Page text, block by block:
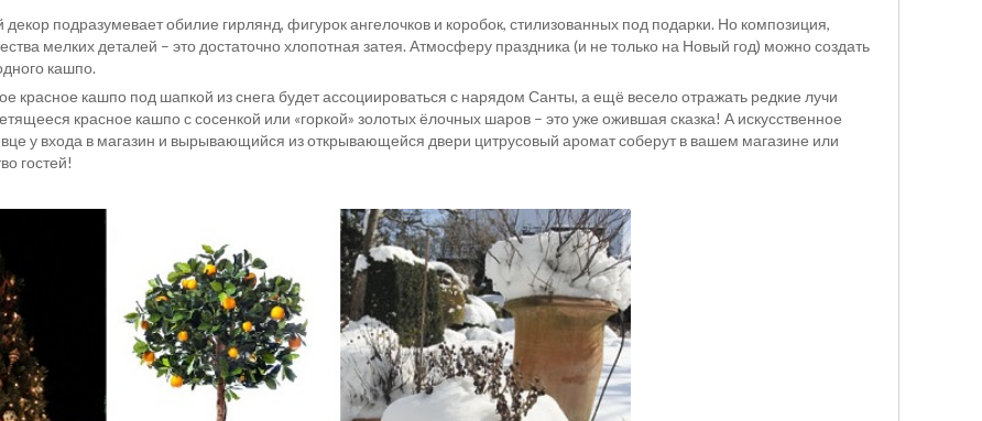
подразумевает обилие гирлянд, фигурок ангелочков и коробок, стилизованных под подарки. Но композиция,
мелких деталей – это достаточно хлопотная затея. Атмосферу праздника (и не только на Новый год) можно создать
кашпо.
красное кашпо под шапкой из снега будет ассоциироваться с нарядом Санты, а ещё весело отражать редкие лучи
красное кашпо с сосенкой или «горкой» золотых ёлочных шаров – это уже ожившая сказка! А искусственное
у входа в магазин и вырывающийся из открывающейся двери цитрусовый аромат соберут в вашем магазине или
гостей!